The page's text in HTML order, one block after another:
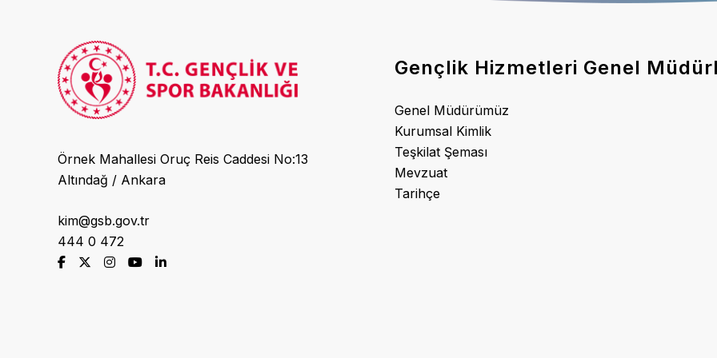
Örnek Mahallesi Oruç Reis Caddesi No:13
Altındağ / Ankara
kim@gsb.gov.tr
444 0 472
Gençlik Hizmetleri Genel
Genel Müdürümüz
Kurumsal Kimlik
Teşkilat Şeması
Mevzuat
Tarihçe